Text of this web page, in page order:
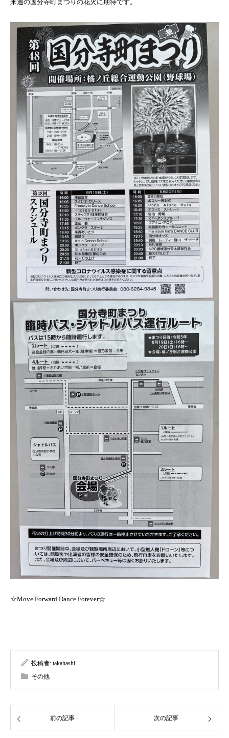
来週の国分寺町まつりの花火に期待です。
☆Move Forward Dance Forever☆
投稿者: takahashi
その他
前の記事 次の記事